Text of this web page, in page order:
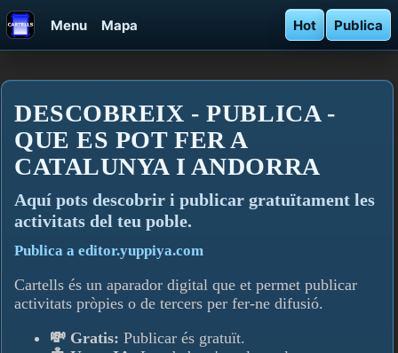
Menu Mapa Hot Publica
DESCOBREIX - PUBLICA -
QUE ES POT FER A
CATALUNYA I ANDORRA
Aquí­ pots descobrir i publicar gratuïtament les
activitats del teu poble.
Publica a editor.yuppiya.com
Cartells és un aparador digital que et permet publicar
activitats pròpies o de tercers per fer-ne difusió.
💸 Gratis: Publicar és gratuït.